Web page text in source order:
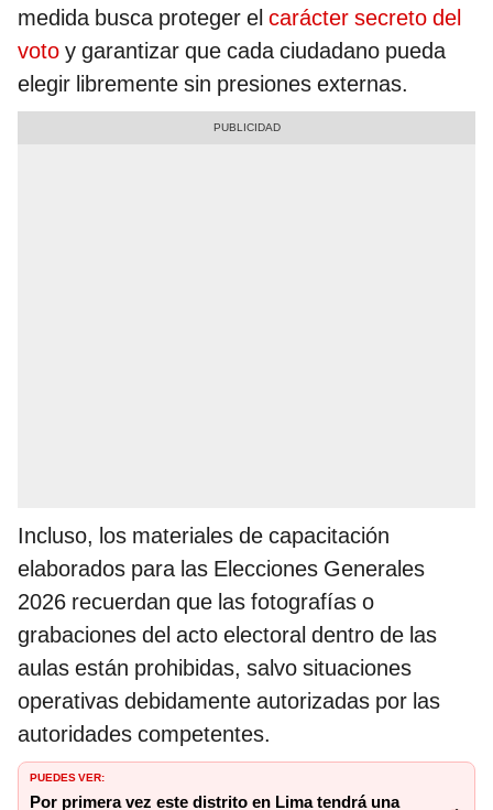
medida busca proteger el carácter secreto del
voto y garantizar que cada ciudadano pueda
elegir libremente sin presiones externas.
Incluso, los materiales de capacitación
elaborados para las Elecciones Generales
2026 recuerdan que las fotografías o
grabaciones del acto electoral dentro de las
aulas están prohibidas, salvo situaciones
operativas debidamente autorizadas por las
autoridades competentes.
PUEDES VER:
Por primera vez este distrito en Lima tendrá una